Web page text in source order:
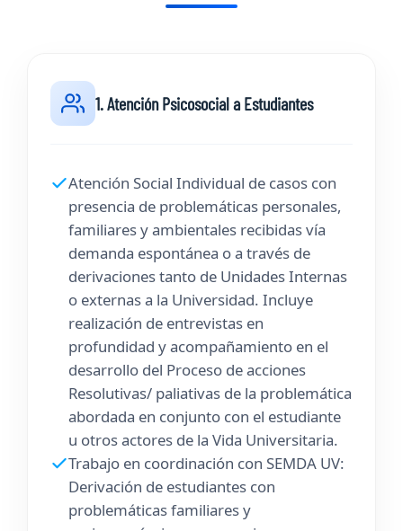
1. Atención Psicosocial a Estudiantes
Atención Social Individual de casos con
presencia de problemáticas personales,
familiares y ambientales recibidas vía
demanda espontánea o a través de
derivaciones tanto de Unidades Internas
o externas a la Universidad. Incluye
realización de entrevistas en
profundidad y acompañamiento en el
desarrollo del Proceso de acciones
Resolutivas/ paliativas de la problemática
abordada en conjunto con el estudiante
u otros actores de la Vida Universitaria.
Trabajo en coordinación con SEMDA UV:
Derivación de estudiantes con
problemáticas familiares y